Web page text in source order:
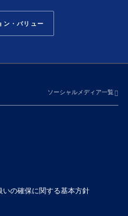
ン・バリュー
ソーシャルメディア一覧
の確保に関する基本方針